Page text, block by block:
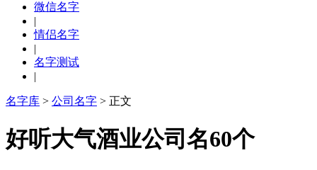
微信名字
|
情侣名字
|
名字测试
|
名字库 > 公司名字 > 正文
好听大气酒业公司名60个